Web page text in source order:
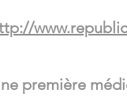
première